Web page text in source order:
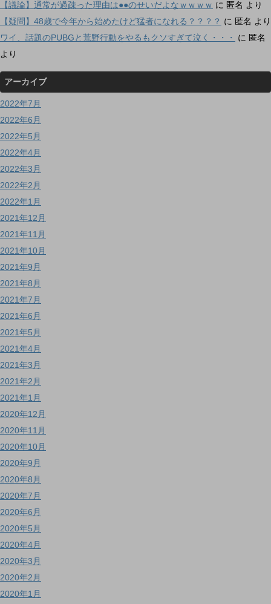
【議論】通常が過疎った理由は●●のせいだよなｗｗｗｗ に 匿名 より
【疑問】48歳で今年から始めたけど猛者になれる？？？？ に 匿名 より
ワイ、話題のPUBGと荒野行動をやるもクソすぎて泣く・・・
に 匿名
より
アーカイブ
2022年7月
2022年6月
2022年5月
2022年4月
2022年3月
2022年2月
2022年1月
2021年12月
2021年11月
2021年10月
2021年9月
2021年8月
2021年7月
2021年6月
2021年5月
2021年4月
2021年3月
2021年2月
2021年1月
2020年12月
2020年11月
2020年10月
2020年9月
2020年8月
2020年7月
2020年6月
2020年5月
2020年4月
2020年3月
2020年2月
2020年1月